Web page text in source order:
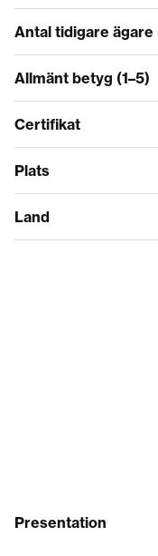
Antal tidigare ägare
Allmänt betyg (1–5)
Certifikat
Plats
Land
Presentation